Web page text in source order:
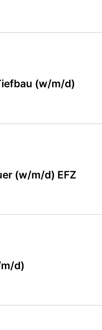
(w/m/d)
(w/m/d) EFZ
d)